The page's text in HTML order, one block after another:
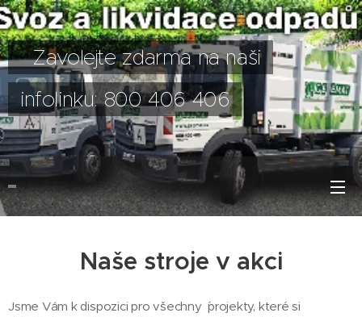
Zavolejte zdarma na naši
infolinku: 800 406 406
Naše stroje v akci
Jsme Vám k dispozici pro všechny ´projekty, které si